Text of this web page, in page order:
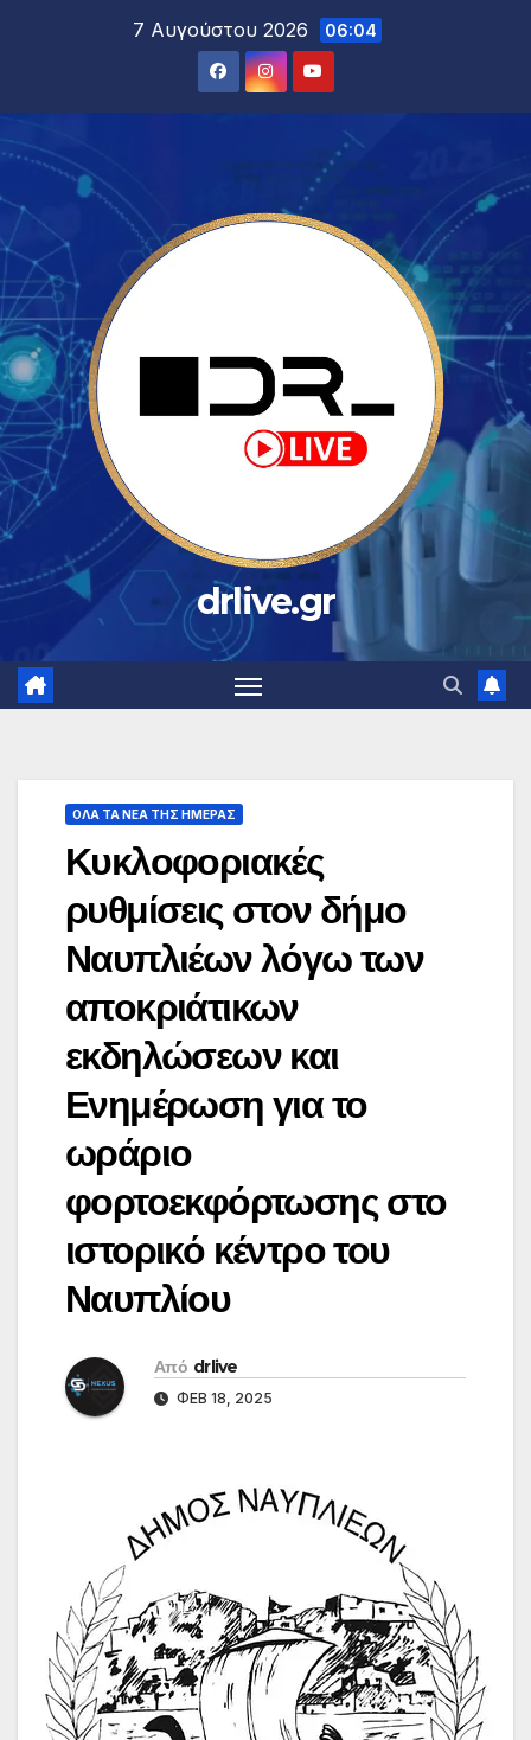
7 Αυγούστου 2026 06:04
drlive.gr
ΟΛΑ ΤΑ ΝΕΑ ΤΗΣ ΗΜΕΡΑΣ
Κυκλοφοριακές
ρυθμίσεις στον δήμο
Ναυπλιέων λόγω των
αποκριάτικων
εκδηλώσεων και
Ενημέρωση για το
ωράριο
φορτοεκφόρτωσης στο
ιστορικό κέντρο του
Ναυπλίου
Από drlive
ΦΕΒ 18, 2025